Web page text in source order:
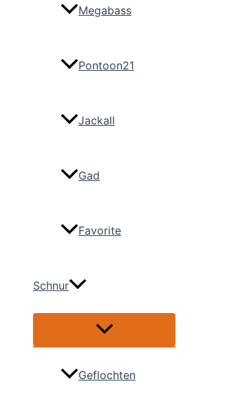
Megabass
Pontoon21
Jackall
Gad
Favorite
Schnur
Menü
Geflochten